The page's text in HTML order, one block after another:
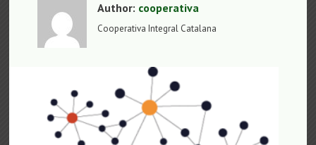
Author: cooperativa
Cooperativa Integral Catalana